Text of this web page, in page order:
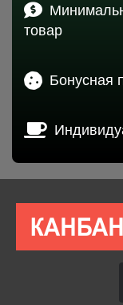
товар
Бонусная